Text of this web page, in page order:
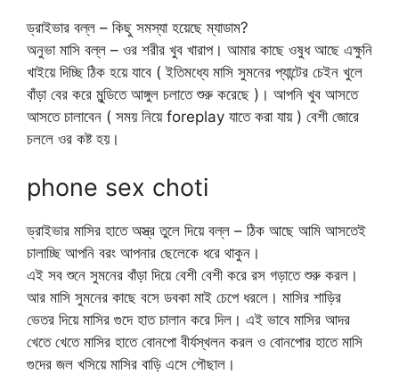
ড্রাইভার বল্ল – কিছু সমস্যা হয়েছে ম্যাডাম?
অনুভা মাসি বল্ল – ওর শরীর খুব খারাপ। আমার কাছে ওষুধ আছে এক্ষুনি
খাইয়ে দিচ্ছি ঠিক হয়ে যাবে ( ইতিমধ্যে মাসি সুমনের প্যান্টের চেইন খুলে
বাঁড়া বের করে মুন্ডিতে আঙ্গুল চলাতে শুরু করেছে )। আপনি খুব আসতে
আসতে চালাবেন ( সময় নিয়ে foreplay যাতে করা যায় ) বেশী জোরে
চললে ওর কষ্ট হয়।
phone sex choti
ড্রাইভার মাসির হাতে অস্ত্র তুলে দিয়ে বল্ল – ঠিক আছে আমি আসতেই
চালাচ্ছি আপনি বরং আপনার ছেলেকে ধরে থাকুন।
এই সব শুনে সুমনের বাঁড়া দিয়ে বেশী বেশী করে রস গড়াতে শুরু করল।
আর মাসি সুমনের কাছে বসে ডবকা মাই চেপে ধরলে। মাসির শাড়ির
ভেতর দিয়ে মাসির গুদে হাত চালান করে দিল। এই ভাবে মাসির আদর
খেতে খেতে মাসির হাতে বোনপো বীর্যস্খলন করল ও বোনপোর হাতে মাসি
গুদের জল খসিয়ে মাসির বাড়ি এসে পৌছাল।